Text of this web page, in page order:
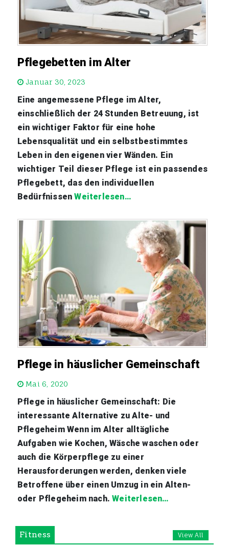
Pflegebetten im Alter
Januar 30, 2023
Eine angemessene Pflege im Alter,
einschließlich der 24 Stunden Betreuung, ist
ein wichtiger Faktor für eine hohe
Lebensqualität und ein selbstbestimmtes
Leben in den eigenen vier Wänden. Ein
wichtiger Teil dieser Pflege ist ein passendes
Pflegebett, das den individuellen
BedürfnissenWeiterlesen…
Pflege in häuslicher Gemeinschaft
Mai 6, 2020
Pflege in häuslicher Gemeinschaft: Die
interessante Alternative zu Alte- und
Pflegeheim Wenn im Alter alltägliche
Aufgaben wie Kochen, Wäsche waschen oder
auch die Körperpflege zu einer
Herausforderungen werden, denken viele
Betroffene über einen Umzug in ein Alten-
oder Pflegeheim nach.Weiterlesen…
Fitness View All